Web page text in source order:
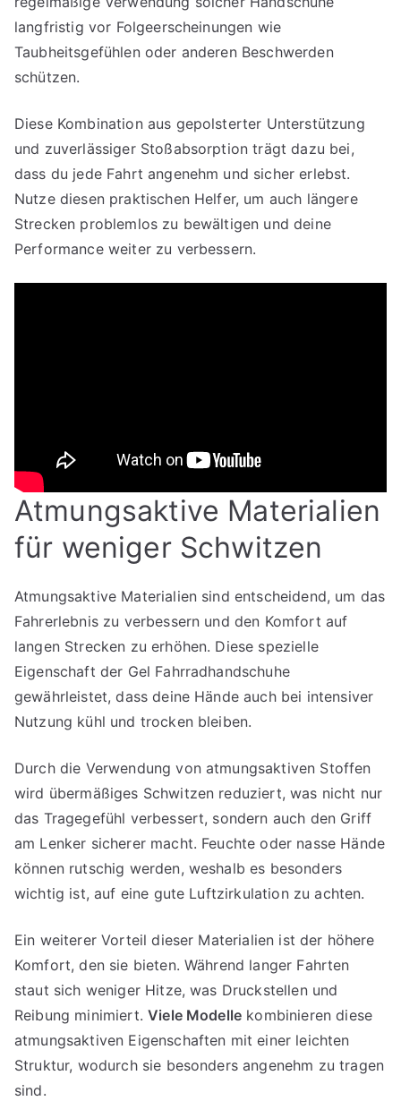
langfristig vor Folgeerscheinungen wie
Taubheitsgefühlen oder anderen Beschwerden
schützen.
Diese Kombination aus gepolsterter Unterstützung
und zuverlässiger Stoßabsorption trägt dazu bei,
dass du jede Fahrt angenehm und sicher erlebst.
Nutze diesen praktischen Helfer, um auch längere
Strecken problemlos zu bewältigen und deine
Performance weiter zu verbessern.
Atmungsaktive Materialien
für weniger Schwitzen
Atmungsaktive Materialien sind entscheidend, um das
Fahrerlebnis zu verbessern und den Komfort auf
langen Strecken zu erhöhen. Diese spezielle
Eigenschaft der Gel Fahrradhandschuhe
gewährleistet, dass deine Hände auch bei intensiver
Nutzung kühl und trocken bleiben.
Durch die Verwendung von atmungsaktiven Stoffen
wird übermäßiges Schwitzen reduziert, was nicht nur
das Tragegefühl verbessert, sondern auch den Griff
am Lenker sicherer macht. Feuchte oder nasse Hände
können rutschig werden, weshalb es besonders
wichtig ist, auf eine gute Luftzirkulation zu achten.
Ein weiterer Vorteil dieser Materialien ist der höhere
Komfort, den sie bieten. Während langer Fahrten
staut sich weniger Hitze, was Druckstellen und
Reibung minimiert.Viele Modelle kombinieren diese
atmungsaktiven Eigenschaften mit einer leichten
Struktur, wodurch sie besonders angenehm zu tragen
sind.